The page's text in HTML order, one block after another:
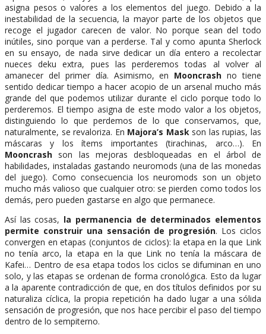
asigna pesos o valores a los elementos del juego. Debido a la
inestabilidad de la secuencia, la mayor parte de los objetos que
recoge el jugador carecen de valor. No porque sean del todo
inútiles, sino porque van a perderse. Tal y como apunta Sherlock
en su ensayo, de nada sirve dedicar un día entero a recolectar
nueces deku extra, pues las perderemos todas al volver al
amanecer del primer día. Asimismo, en Mooncrash no tiene
sentido dedicar tiempo a hacer acopio de un arsenal mucho más
grande del que podemos utilizar durante el ciclo porque todo lo
perderemos. El tiempo asigna de este modo valor a los objetos,
distinguiendo lo que perdemos de lo que conservamos, que,
naturalmente, se revaloriza. En Majora’s Maskson las rupias, las
máscaras y los ítems importantes (tirachinas, arco…). En
Mooncrash son las mejoras desbloqueadas en el árbol de
habilidades, instaladas gastando neuromods (una de las monedas
del juego). Como consecuencia los neuromods son un objeto
mucho más valioso que cualquier otro: se pierden como todos los
demás, pero pueden gastarse en algo que permanece.
Así las cosas, la permanencia de determinados elementos
permite construir una sensación de progresión. Los ciclos
convergen en etapas (conjuntos de ciclos): la etapa en la que Link
no tenía arco, la etapa en la que Link no tenía la máscara de
Kafei… Dentro de esa etapa todos los ciclos se difuminan en uno
solo, y las etapas se ordenan de forma cronológica. Esto da lugar
a la aparente contradicción de que, en dos títulos definidos por su
naturaliza cíclica, la propia repetición ha dado lugar a una sólida
sensación de progresión, que nos hace percibir el paso del tiempo
dentro de lo sempiterno.